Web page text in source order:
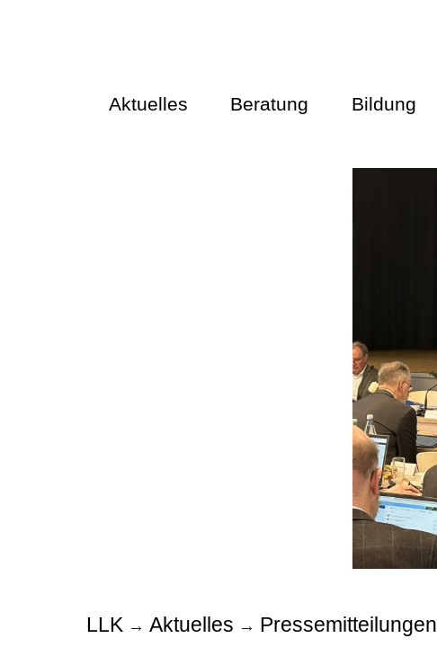
Aktuelles Beratung Bildung
LLK→ Aktuelles → Pressemitteilungen